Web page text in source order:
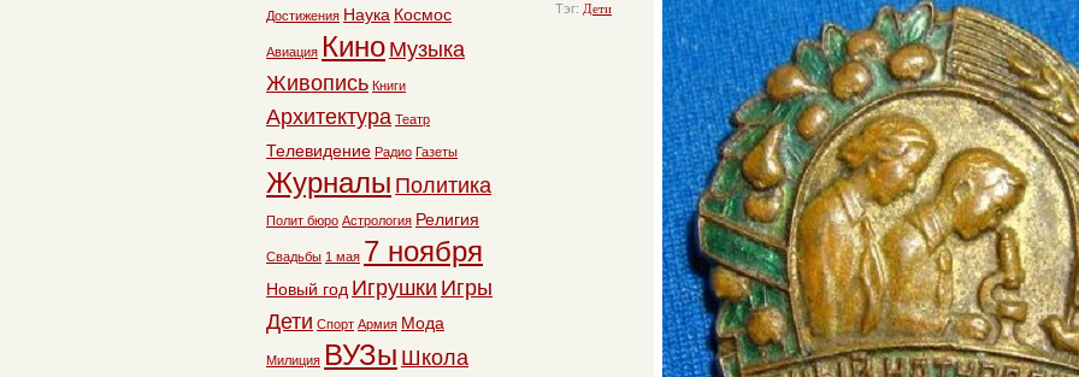
Тэг: Дети
Достижения Наука Космос
Авиация Кино Музыка
Живопись Книги
Архитектура Театр
Телевидение Радио Газеты
Журналы Политика
Полит бюро Астрология Религия
Свадьбы 1 мая 7 ноября
Новый год Игрушки Игры
Дети Спорт Армия Мода
Милиция ВУЗы Школа